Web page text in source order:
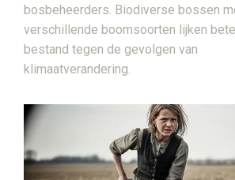
bosbeheerders. Biodiverse bossen
verschillende boomsoorten lijken
bestand tegen de gevolgen van
klimaatverandering.